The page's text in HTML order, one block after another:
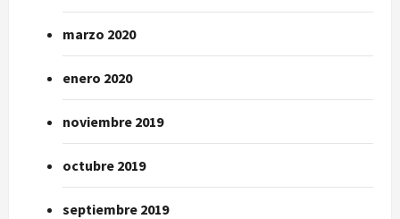
marzo 2020
enero 2020
noviembre 2019
octubre 2019
septiembre 2019